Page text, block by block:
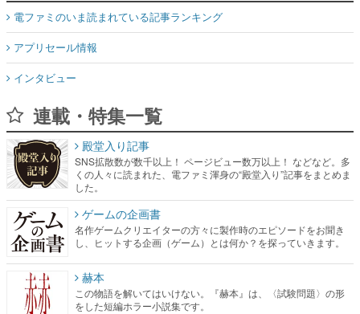
電ファミのいま読まれている記事ランキング
アプリセール情報
インタビュー
連載・特集一覧
殿堂入り記事
SNS拡散数が数千以上！ ページビュー数万以上！ などなど。多
くの人々に読まれた、電ファミ渾身の“殿堂入り”記事をまとめま
した。
ゲームの企画書
名作ゲームクリエイターの方々に製作時のエピソードをお聞き
し、ヒットする企画（ゲーム）とは何か？を探っていきます。
赫本
この物語を解いてはいけない。『赫本』は、〈試験問題〉の形
をした短編ホラー小説集です。